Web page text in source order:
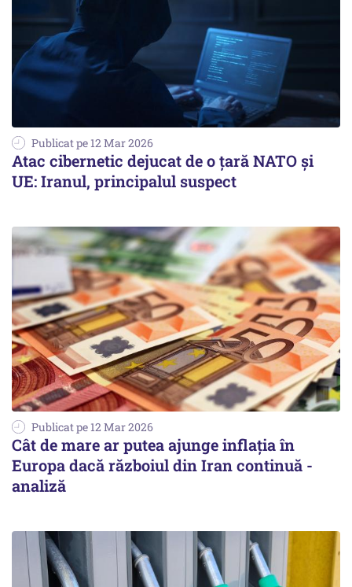
Publicat pe 12 Mar 2026
Atac cibernetic dejucat de o țară NATO și
UE: Iranul, principalul suspect
Publicat pe 12 Mar 2026
Cât de mare ar putea ajunge inflația în
Europa dacă războiul din Iran continuă -
analiză